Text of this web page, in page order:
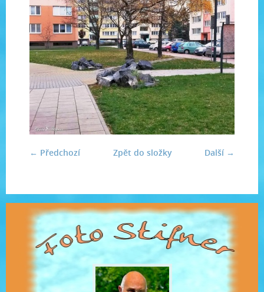
← Předchozí Další →
Zpět do složky